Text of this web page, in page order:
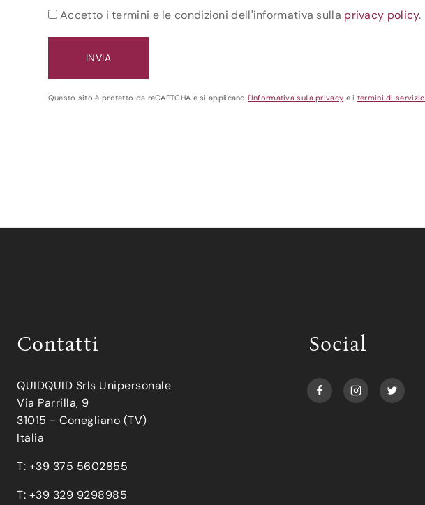
Accetto i termini e le condizioni dell'informativa sulla privacy policy.
Questo sito è protetto da reCAPTCHA e si applicanol'Informativa sulla privacy e i termini di servizio
Contatti
QUIDQUID Srls Unipersonale
Via Parrilla, 9
31015 - Conegliano (TV)
Italia
T: +39 375 5602855
T: +39 329 9298985
Social